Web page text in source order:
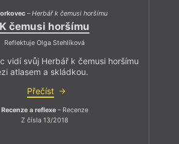
–Herbář k čemusi horšímu
K čemusi horšímu
Reflektuje Olga Stehlíková
vidí svůj Herbář k čemusi horšímu
atlasem a skládkou.
Přečíst
Recenze a reflexe– Recenze
Z čísla 13/2018